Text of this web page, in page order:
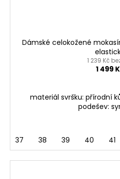
Dámské celokožené
1 239 Kč
1 499
materiál svršku: přírodní
podešev:
37 38 39 40 41